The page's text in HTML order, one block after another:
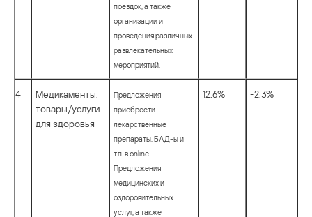
поездок, а также
организации и
проведения различных
развлекательных
мероприятий.
4
Медикаменты;
товары/услуги
для здоровья
Предложения
приобрести
лекарственные
препараты, БАД-ы и
т.п. в online.
Предложения
медицинских и
оздоровительных
услуг, а также
12,6% -2,3%